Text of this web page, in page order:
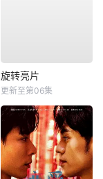
旋转亮片
更新至第06集